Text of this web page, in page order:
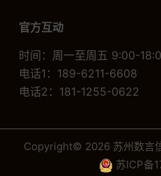
官方互动
时间：周一至周五 9:00-
电话1：189-6211-6608
电话2：181-1255-0622
Copyright© 2026 苏州数言
苏ICP备